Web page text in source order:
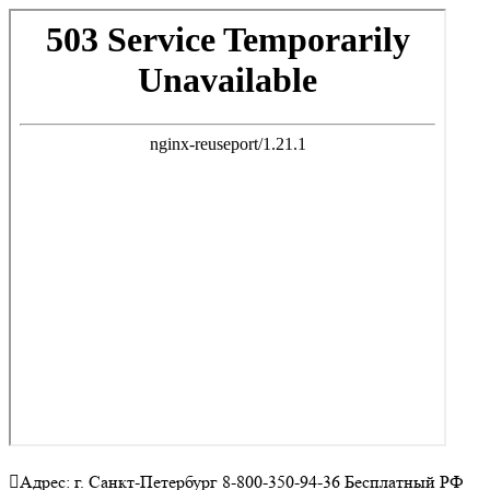
Адрес: г. Санкт-Петербург 8-800-350-94-36 Бесплатный РФ